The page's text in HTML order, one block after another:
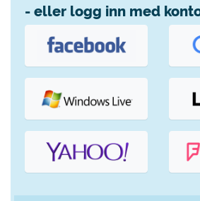
- eller logg inn med